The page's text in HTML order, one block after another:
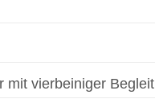
mit vierbeiniger